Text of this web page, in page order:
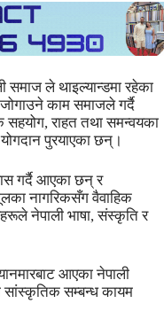
समाज ले थाइल्यान्डमा रहेका
जोगाउने काम समाजले गर्दै
राहत तथा समन्वयका
पुरयाएका छन्।
गर्दै आएका छन् र
नागरिकसँग वैवाहिक
नेपाली भाषा, संस्कृति र
आएका नेपाली
सांस्कृतिक सम्बन्ध कायम